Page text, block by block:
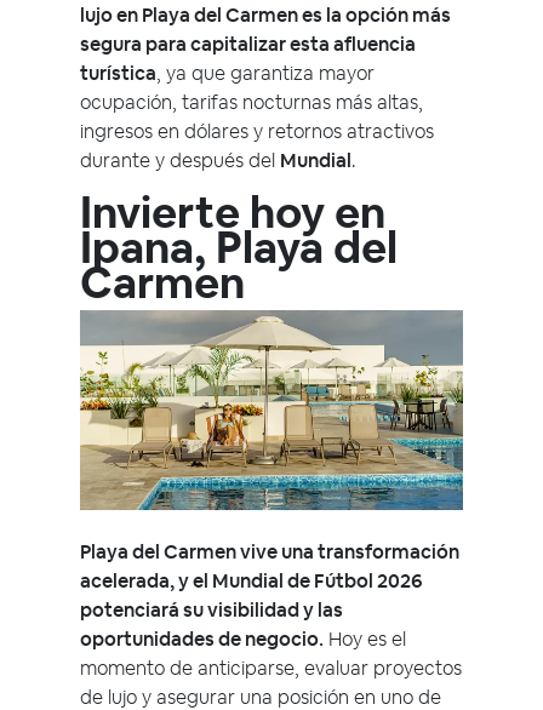
lujo en Playa del Carmen es la opción más
segura para capitalizar esta afluencia
turística, ya que garantiza mayor
ocupación, tarifas nocturnas más altas,
ingresos en dólares y retornos atractivos
durante y después del Mundial.
Invierte hoy en
Ipana, Playa del
Carmen
Playa del Carmen vive una transformación
acelerada, y el Mundial de Fútbol 2026
potenciará su visibilidad y las
oportunidades de negocio. Hoy es el
momento de anticiparse, evaluar proyectos
de lujo y asegurar una posición en uno de